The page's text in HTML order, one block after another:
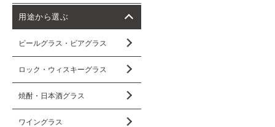
用途から選ぶ
ビールグラス・ビアグラス
ロック・ウィスキーグラス
焼酎・日本酒グラス
ワイングラス